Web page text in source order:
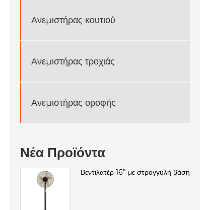
Ανεμιστήρας κουτιού
Ανεμιστήρας τροχιάς
Ανεμιστήρας οροφής
Νέα Προϊόντα
Βεντιλατέρ 16" με στρογγυλή βάση